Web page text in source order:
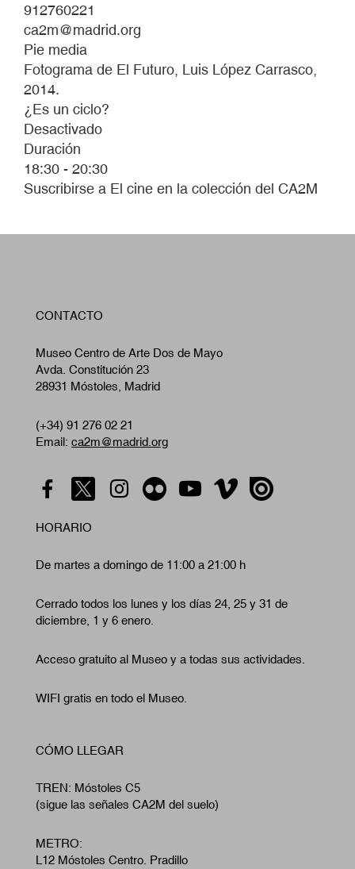
912760221
ca2m@madrid.org
Pie media
Fotograma de El Futuro, Luis López Carrasco,
2014.
¿Es un ciclo?
Desactivado
Duración
18:30 - 20:30
Suscribirse a El cine en la colección del CA2M
CONTACTO
Museo Centro de Arte Dos de Mayo
Avda. Constitución 23
28931 Móstoles, Madrid
(+34) 91 276 02 21
Email: ca2m@madrid.org
HORARIO
De martes a domingo de 11:00 a 21:00 h
Cerrado todos los lunes y los días 24, 25 y 31 de
diciembre, 1 y 6 enero.
Acceso gratuito al Museo y a todas sus actividades.
WIFI gratis en todo el Museo.
CÓMO LLEGAR
TREN: Móstoles C5
(sigue las señales CA2M del suelo)
METRO:
L12 Móstoles Centro. Pradillo